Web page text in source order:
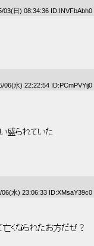
03(日) 08:34:36 ID:INVFbAbh0
06(水) 22:22:54 ID:PCmPVYij0
盛られていた
06(水) 23:06:33 ID:XMsaY39c0
くなられたお方だぜ？